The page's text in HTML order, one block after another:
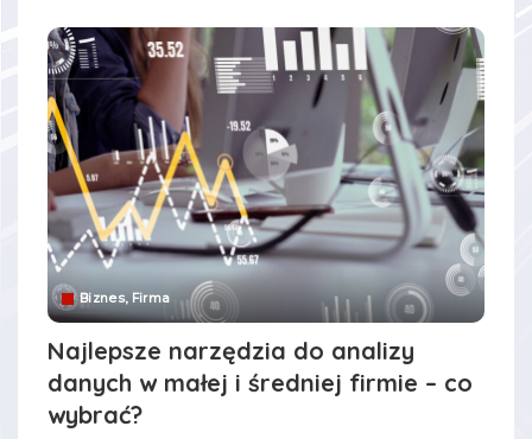
Biznes, Firma
Najlepsze narzędzia do analizy
danych w małej i średniej firmie – co
wybrać?